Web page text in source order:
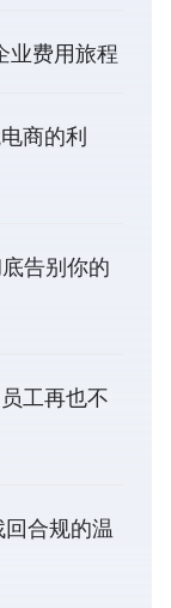
业费用旅程
商的利
告别你的
工再也不
合规的温